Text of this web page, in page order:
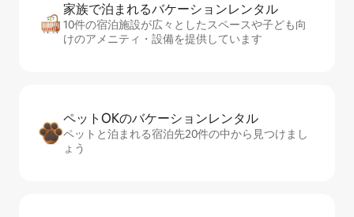
家族で泊まれるバ⁠ケ⁠ー⁠シ⁠ョ⁠ンレ⁠ン⁠タ⁠ル
10件の宿泊施設が広々としたスペースや子ども向
けのアメニティ・設備を提供しています
ペットOKのバ⁠ケ⁠ー⁠シ⁠ョ⁠ンレ⁠ン⁠タ⁠ル
ペットと泊まれる宿泊先20件の中から見つけまし
ょう